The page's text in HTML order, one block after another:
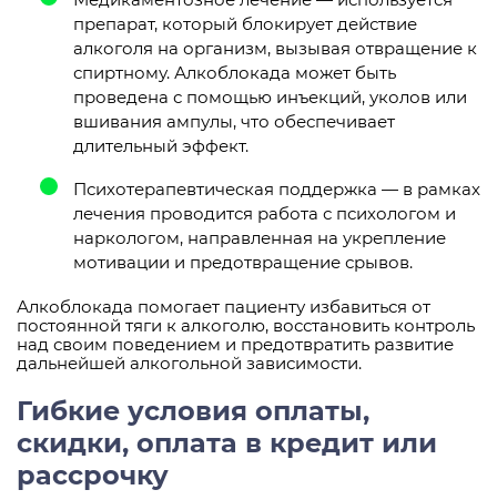
препарат, который блокирует действие
алкоголя на организм, вызывая отвращение к
спиртному. Алкоблокада может быть
проведена с помощью инъекций, уколов или
вшивания ампулы, что обеспечивает
длительный эффект.
Психотерапевтическая поддержка — в рамках
лечения проводится работа с психологом и
наркологом, направленная на укрепление
мотивации и предотвращение срывов.
Алкоблокада помогает пациенту избавиться от
постоянной тяги к алкоголю, восстановить контроль
над своим поведением и предотвратить развитие
дальнейшей алкогольной зависимости.
Гибкие условия оплаты,
скидки, оплата в кредит или
рассрочку